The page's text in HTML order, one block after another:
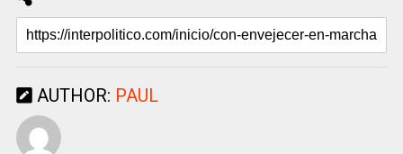
AUTHOR: PAUL